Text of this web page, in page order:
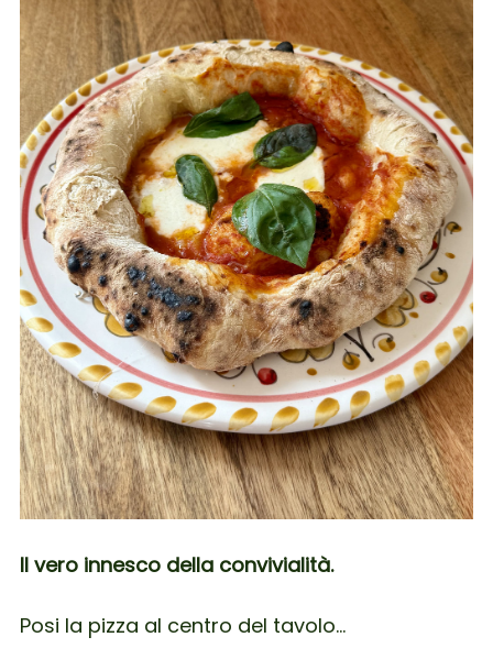
Il vero innesco della convivialità.
Posi la pizza al centro del tavolo…